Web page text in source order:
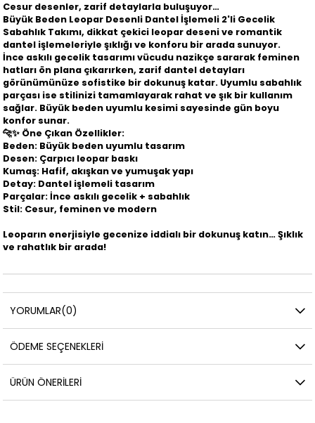
Cesur desenler, zarif detaylarla buluşuyor…
Büyük Beden Leopar Desenli Dantel İşlemeli 2'li Gecelik
Sabahlık Takımı, dikkat çekici leopar deseni ve romantik
dantel işlemeleriyle şıklığı ve konforu bir arada sunuyor.
İnce askılı gecelik tasarımı vücudu nazikçe sararak feminen
hatları ön plana çıkarırken, zarif dantel detayları
görünümünüze sofistike bir dokunuş katar. Uyumlu sabahlık
parçası ise stilinizi tamamlayarak rahat ve şık bir kullanım
sağlar. Büyük beden uyumlu kesimi sayesinde gün boyu
konfor sunar.
🐆✨ Öne Çıkan Özellikler:
Beden: Büyük beden uyumlu tasarım
Desen: Çarpıcı leopar baskı
Kumaş: Hafif, akışkan ve yumuşak yapı
Detay: Dantel işlemeli tasarım
Parçalar: İnce askılı gecelik + sabahlık
Stil: Cesur, feminen ve modern
Leoparın enerjisiyle gecenize iddialı bir dokunuş katın… Şıklık
ve rahatlık bir arada!
YORUMLAR(0)
ÖDEME SEÇENEKLERI
ÜRÜN ÖNERILERI